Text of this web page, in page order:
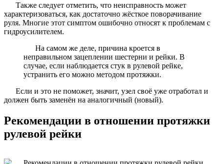
Также следует отметить, что неисправность может
характеризоваться, как достаточно жёсткое поворачивание
руля. Многие этот симптом ошибочно относят к проблемам с
гидроусилителем.
На самом же деле, причина кроется в
неправильном зацеплении шестерни и рейки. В
случае, если наблюдается стук в рулевой рейке,
устранить его можно методом протяжки.
Если и это не поможет, значит, узел своё уже отработал и
должен быть заменён на аналогичный (новый).
Рекомендации в отношении протяжки
рулевой рейки